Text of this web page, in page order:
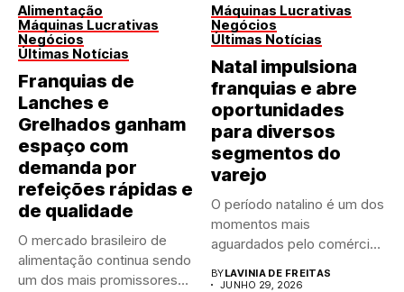
Alimentação
Máquinas Lucrativas
Negócios
Últimas Notícias
Franquias de
Lanches e
Grelhados ganham
espaço com
demanda por
refeições rápidas e
de qualidade
O mercado brasileiro de
alimentação continua sendo
um dos mais promissores
Máquinas Lucrativas
Negócios
Últimas Notícias
Natal impulsiona
franquias e abre
oportunidades
para diversos
segmentos do
varejo
O período natalino é um dos
momentos mais
aguardados pelo comércio
BYLAVINIA DE FREITAS
JUNHO 29, 2026